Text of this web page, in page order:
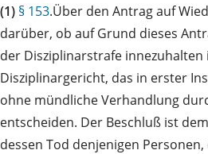
(1) § 153.Über den Antrag auf
darüber, ob auf Grund dieses
der Disziplinarstrafe innezuhalten
Disziplinargericht, das in erster
ohne mündliche Verhandlung
entscheiden. Der Beschluß ist
dessen Tod denjenigen